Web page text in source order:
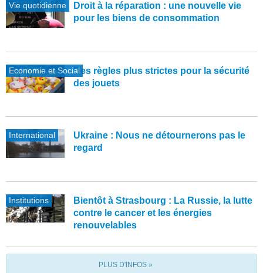
Vie quotidienne
Droit à la réparation : une nouvelle vie
pour les biens de consommation
Economie et SocialDes règles plus strictes pour la sécurité
des jouets
International
Ukraine : Nous ne détournerons pas le
regard
Institutions
Bientôt à Strasbourg : La Russie, la lutte
contre le cancer et les énergies
renouvelables
PLUS D'INFOS »